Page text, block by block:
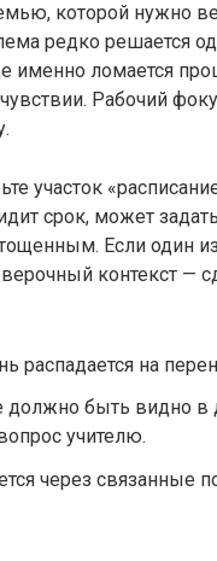
которой нужно
редко решается
именно ломается
Рабочий
участок
срок, может
Если один
контекст —
распадается на
быть видно в
учителю.
через связанные